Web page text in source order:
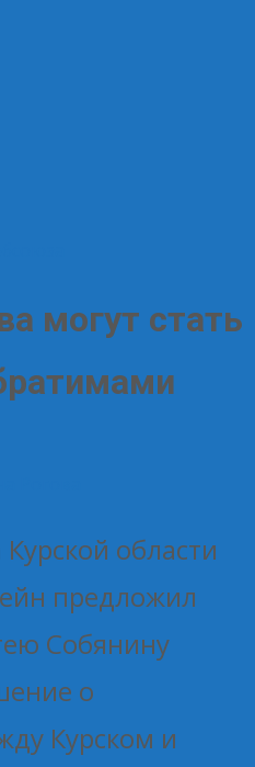
могут стать
области
предложил
Собянину
о
Курском и